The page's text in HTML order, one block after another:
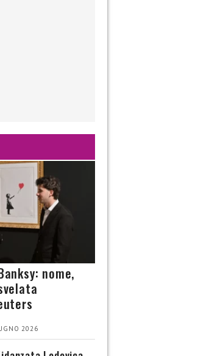
nome,
2026